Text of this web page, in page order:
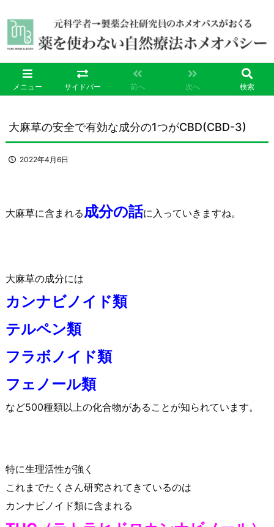
メニュー サイドバー 前へ 次へ 検索
大麻草の安全で有効な成分の1つがCBD(CBD-3)
2022年4月6日
大麻草に含まれる成分の話に入っていきますね。
大麻草の成分には
カンナビノイド類
テルペン類
フラボノイド類
フェノール類
など500種類以上の化合物があることが知られています。
特に生理活性が強く
これまでたくさん研究されてきているのは
カンナビノイド類に含まれる